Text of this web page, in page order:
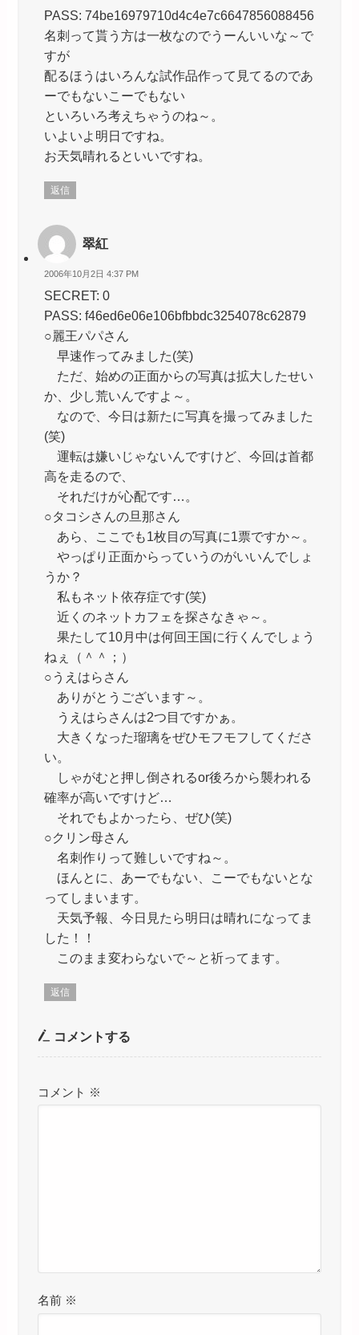
PASS: 74be16979710d4c4e7c6647856088456
名刺って貰う方は一枚なのでうーんいいな～で
すが
配るほうはいろんな試作品作って見てるのであ
ーでもないこーでもない
といろいろ考えちゃうのね～。
いよいよ明日ですね。
お天気晴れるといいですね。
返信
翠紅
2006年10月2日 4:37 PM
SECRET: 0
PASS: f46ed6e06e106bfbbdc3254078c62879
○麗王パパさん
早速作ってみました(笑)
ただ、始めの正面からの写真は拡大したせい
か、少し荒いんですよ～。
なので、今日は新たに写真を撮ってみました
(笑)
運転は嫌いじゃないんですけど、今回は首都
高を走るので、
それだけが心配です…。
○タコシさんの旦那さん
あら、ここでも1枚目の写真に1票ですか～。
やっぱり正面からっていうのがいいんでしょ
うか？
私もネット依存症です(笑)
近くのネットカフェを探さなきゃ～。
果たして10月中は何回王国に行くんでしょう
ねぇ（＾＾；）
○うえはらさん
ありがとうございます～。
うえはらさんは2つ目ですかぁ。
大きくなった瑠璃をぜひモフモフしてくださ
い。
しゃがむと押し倒されるor後ろから襲われる
確率が高いですけど…
それでもよかったら、ぜひ(笑)
○クリン母さん
名刺作りって難しいですね～。
ほんとに、あーでもない、こーでもないとな
ってしまいます。
天気予報、今日見たら明日は晴れになってま
した！！
このまま変わらないで～と祈ってます。
返信
コメントする
コメント ※
名前 ※